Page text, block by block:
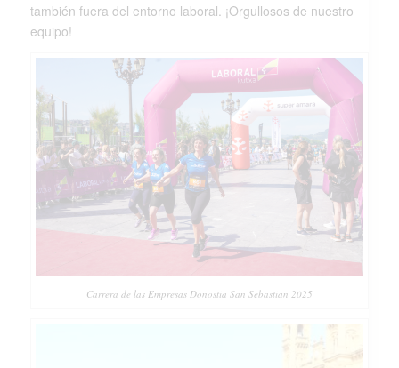
también fuera del entorno laboral. ¡Orgullosos de nuestro
equipo!
Carrera de las Empresas Donostia San Sebastian 2025